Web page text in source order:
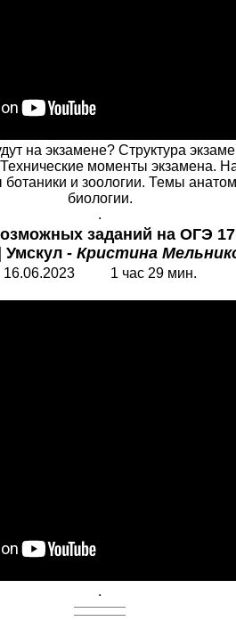
на экзамене? Структура
моменты экзамена.
и зоологии. Темы
биологии.
.
заданий на ОГЭ
Умскул - Кристина
16.06.2023 1 час 29 мин.
.